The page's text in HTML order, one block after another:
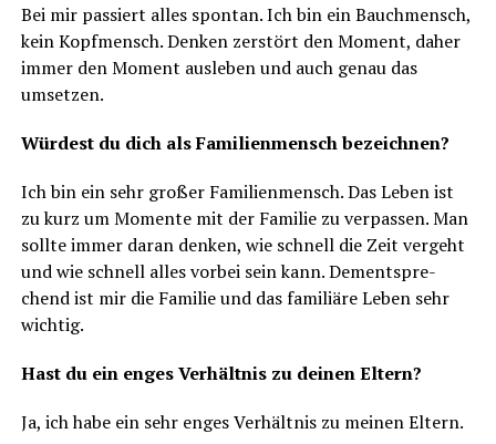
Bei mir pas­siert alles spon­tan. Ich bin ein Bauch­mensch,
kein Kopf­mensch. Den­ken zer­stört den Moment, daher
immer den Moment aus­le­ben und auch genau das
umsetzen.
Wür­dest du dich als Fami­li­en­mensch bezeichnen?
Ich bin ein sehr gro­ßer Fami­li­en­mensch. Das Leben ist
zu kurz um Momen­te mit der Fami­lie zu ver­pas­sen. Man
soll­te immer dar­an den­ken, wie schnell die Zeit ver­geht
und wie schnell alles vor­bei sein kann. Dem­entspre­
chend ist mir die Fami­lie und das fami­liä­re Leben sehr
wichtig.
Hast du ein enges Ver­hält­nis zu dei­nen Eltern?
Ja, ich habe ein sehr enges Ver­hält­nis zu mei­nen Eltern.